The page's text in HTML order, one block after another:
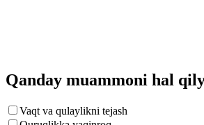
Qanday muammoni hal
Vaqt va qulaylikni tejash